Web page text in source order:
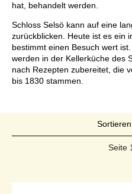
hat, behandelt werden.
Schloss Selsö kann auf eine
zurückblicken. Heute ist es ein
bestimmt einen Besuch wert
werden in der Kellerküche des
nach Rezepten zubereitet, die
bis 1830 stammen.
Seite